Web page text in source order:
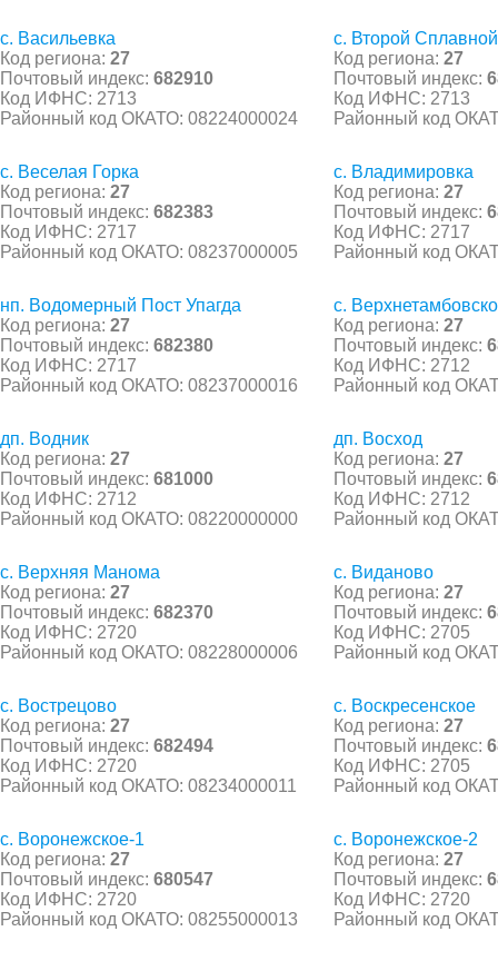
с. Васильевка
Код региона: 27
Почтовый индекс: 682910
Код ИФНС: 2713
Районный код ОКАТО: 08224000024
с. Второй
Код региона: 27
Почтовый индекс:
Код ИФНС: 2713
Районный код
с. Веселая Горка
Код региона: 27
Почтовый индекс: 682383
Код ИФНС: 2717
Районный код ОКАТО: 08237000005
с. Владимировка
Код региона: 27
Почтовый индекс:
Код ИФНС: 2717
Районный код
нп. Водомерный Пост Упагда
Код региона: 27
Почтовый индекс: 682380
Код ИФНС: 2717
Районный код ОКАТО: 08237000016
с.
Код региона: 27
Почтовый индекс:
Код ИФНС: 2712
Районный код
дп. Водник
Код региона: 27
Почтовый индекс: 681000
Код ИФНС: 2712
Районный код ОКАТО: 08220000000
дп. Восход
Код региона: 27
Почтовый индекс:
Код ИФНС: 2712
Районный код
с. Верхняя Манома
Код региона: 27
Почтовый индекс: 682370
Код ИФНС: 2720
Районный код ОКАТО: 08228000006
с. Виданово
Код региона: 27
Почтовый индекс:
Код ИФНС: 2705
Районный код
с. Вострецово
Код региона: 27
Почтовый индекс: 682494
Код ИФНС: 2720
Районный код ОКАТО: 08234000011
с. Воскресенское
Код региона: 27
Почтовый индекс:
Код ИФНС: 2705
Районный код
с. Воронежское-1
Код региона: 27
Почтовый индекс: 680547
Код ИФНС: 2720
Районный код ОКАТО: 08255000013
с. Воронежское-2
Код региона: 27
Почтовый индекс:
Код ИФНС: 2720
Районный код